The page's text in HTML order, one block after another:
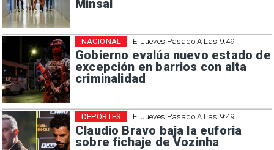
Minsal
El Jueves Pasado A Las 9:49
Gobierno evalúa nuevo estado de
excepción en barrios con alta
criminalidad
NACIONAL
El Jueves Pasado A Las 9:49
Claudio Bravo baja la euforia
sobre fichaje de Vozinha
DEPORTES